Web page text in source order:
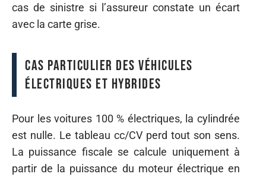
cas de sinistre si l’assureur constate un écart
avec la carte grise.
Cas particulier des véhicules
électriques et hybrides
Pour les voitures 100 % électriques, la cylindrée
est nulle. Le tableau cc/CV perd tout son sens.
La puissance fiscale se calcule uniquement à
partir de la puissance du moteur électrique en